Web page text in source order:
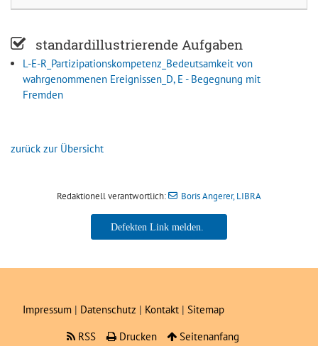
standardillustrierende Aufgaben
L-E-R_Partizipationskompetenz_Bedeutsamkeit von
wahrgenommenen Ereignissen_D, E - Begegnung mit
Fremden
zurück zur Übersicht
Redaktionell verantwortlich: Boris Angerer, LIBRA
Boris Angerer, LIBRA
Impressum | Datenschutz | Kontakt | Sitemap
RSS
Drucken Seitenanfang